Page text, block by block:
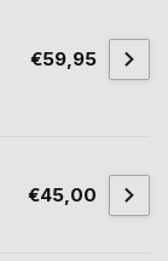
€59,95
€45,00